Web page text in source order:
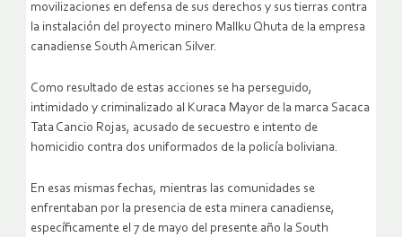
movilizaciones en defensa de sus derechos y sus tierras contra
la instalación del proyecto minero Mallku Qhuta de la empresa
canadiense South American Silver.
Como resultado de estas acciones se ha perseguido,
intimidado y criminalizado al Kuraca Mayor de la marca Sacaca
Tata Cancio Rojas, acusado de secuestro e intento de
homicidio contra dos uniformados de la policía boliviana.
En esas mismas fechas, mientras las comunidades se
enfrentaban por la presencia de esta minera canadiense,
específicamente el 7 de mayo del presente año la South